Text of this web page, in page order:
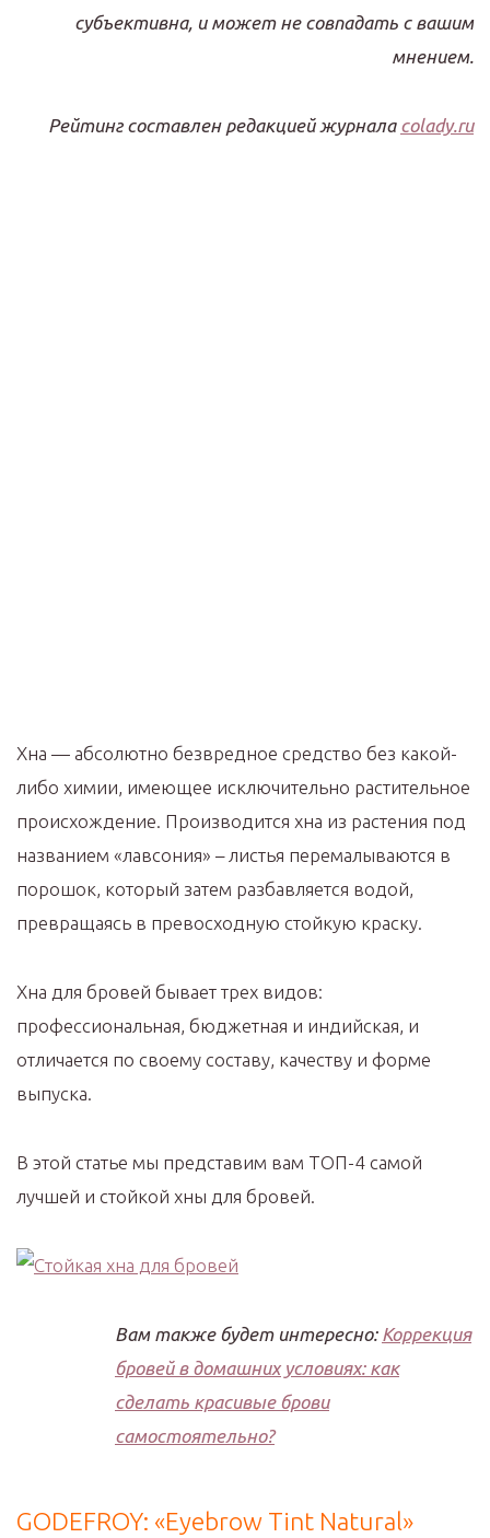
субъективна, и может не совпадать с вашим
мнением.
Рейтинг составлен редакцией журнала colady.ru
Хна — абсолютно безвредное средство без какой-
либо химии, имеющее исключительно растительное
происхождение. Производится хна из растения под
названием «лавсония» – листья перемалываются в
порошок, который затем разбавляется водой,
превращаясь в превосходную стойкую краску.
Хна для бровей бывает трех видов:
профессиональная, бюджетная и индийская, и
отличается по своему составу, качеству и форме
выпуска.
В этой статье мы представим вам ТОП-4 самой
лучшей и стойкой хны для бровей.
Вам также будет интересно: Коррекция
бровей в домашних условиях: как
сделать красивые брови
самостоятельно?
GODEFROY: «Eyebrow Tint Natural»